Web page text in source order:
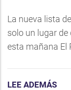
La nueva lista
solo un lugar
esta mañana El
LEE ADEMÁS